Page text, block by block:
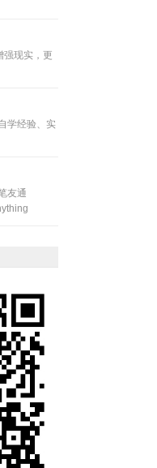
强现实，更
学经验、实
友通